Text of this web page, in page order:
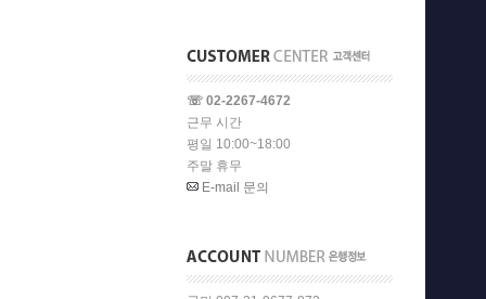
☏ 02-2267-4672
근무 시간
평일 10:00~18:00
주말 휴무
E-mail 문의